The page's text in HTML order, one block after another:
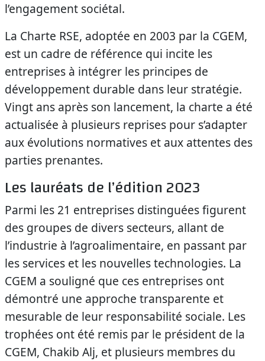
l’engagement sociétal.
La Charte RSE, adoptée en 2003 par la CGEM,
est un cadre de référence qui incite les
entreprises à intégrer les principes de
développement durable dans leur stratégie.
Vingt ans après son lancement, la charte a été
actualisée à plusieurs reprises pour s’adapter
aux évolutions normatives et aux attentes des
parties prenantes.
Les lauréats de l’édition 2023
Parmi les 21 entreprises distinguées figurent
des groupes de divers secteurs, allant de
l’industrie à l’agroalimentaire, en passant par
les services et les nouvelles technologies. La
CGEM a souligné que ces entreprises ont
démontré une approche transparente et
mesurable de leur responsabilité sociale. Les
trophées ont été remis par le président de la
CGEM, Chakib Alj, et plusieurs membres du